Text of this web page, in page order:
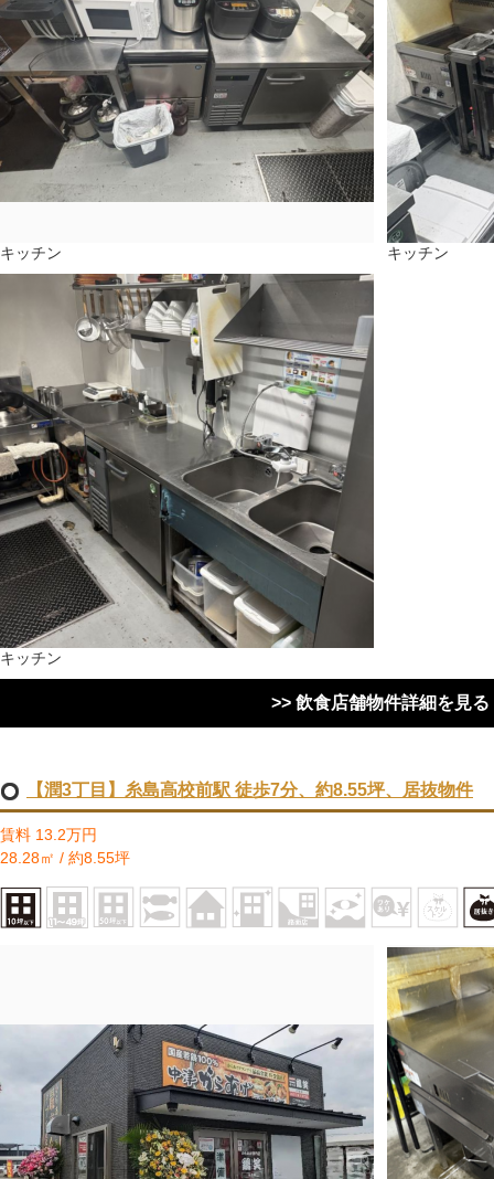
キッチン キッチン
キッチン
>> 飲食店舗物件詳細を見る
【潤3丁目】糸島高校前駅 徒歩7分、約8.55坪、居抜物件
賃料 13.2万円
28.28㎡ / 約8.55坪